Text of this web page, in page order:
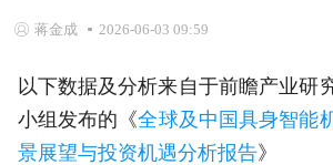
蒋金成 2026-06-03 09:59
以下数据及分析来自于前瞻产业研
小组发布的《全球及中国具身智能
景展望与投资机遇分析报告》